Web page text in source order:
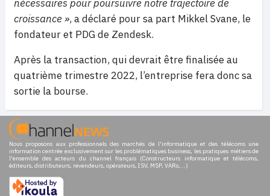
nécessaires pour poursuivre notre trajectoire de
croissance », a déclaré pour sa part Mikkel Svane, le
fondateur et PDG de Zendesk.
Après la transaction, qui devrait être finalisée au
quatrième trimestre 2022, l’entreprise fera donc sa
sortie la bourse.
Nous proposons aux professionnels des marchés de l'informatique et des télécoms une
information centrée exclusivement sur les problématiques business, les pratiques métiers de
l'ensemble des acteurs du channel français (Constructeurs informatique et télécoms,
éditeurs, distributeurs, revendeurs, opérateurs, ISV, MSP, VARs,...)